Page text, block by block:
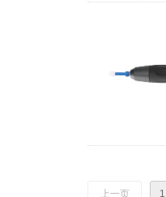
上一页 1